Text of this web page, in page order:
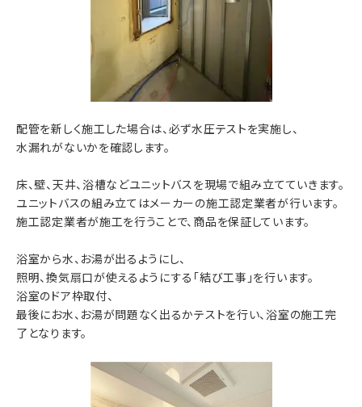
配管を新しく施工した場合は、必ず水圧テストを実施し、
水漏れがないかを確認します。
床、壁、天井、浴槽などユニットバスを現場で組み立てていきます。
ユニットバスの組み立てはメーカーの施工認定業者が行います。
施工認定業者が施工を行うことで、商品を保証しています。
浴室から水、お湯が出るようにし、
照明、換気扇口が使えるようにする「結び工事」を行います。
浴室のドア枠取付、
最後にお水、お湯が問題なく出るかテストを行い、浴室の施工完
了となります。